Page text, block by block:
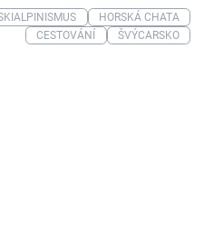
HORSKÁ CHATA
CESTOVÁNÍ
ŠVÝCARSKO